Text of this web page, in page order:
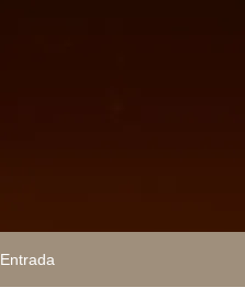
Entrada